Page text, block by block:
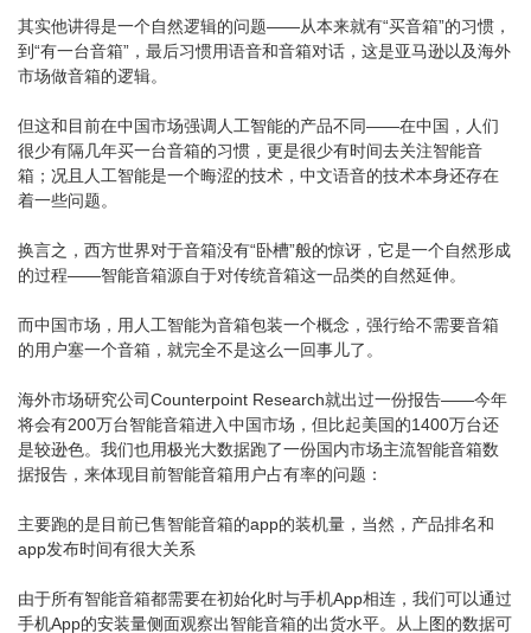
其实他讲得是一个自然逻辑的问题——从本来就有“买音箱”的习惯，
到“有一台音箱”，最后习惯用语音和音箱对话，这是亚马逊以及海外
市场做音箱的逻辑。
但这和目前在中国市场强调人工智能的产品不同——在中国，人们
很少有隔几年买一台音箱的习惯，更是很少有时间去关注智能音
箱；况且人工智能是一个晦涩的技术，中文语音的技术本身还存在
着一些问题。
换言之，西方世界对于音箱没有“卧槽”般的惊讶，它是一个自然形成
的过程——智能音箱源自于对传统音箱这一品类的自然延伸。
而中国市场，用人工智能为音箱包装一个概念，强行给不需要音箱
的用户塞一个音箱，就完全不是这么一回事儿了。
海外市场研究公司Counterpoint Research就出过一份报告——今年
将会有200万台智能音箱进入中国市场，但比起美国的1400万台还
是较逊色。我们也用极光大数据跑了一份国内市场主流智能音箱数
据报告，来体现目前智能音箱用户占有率的问题：
主要跑的是目前已售智能音箱的app的装机量，当然，产品排名和
app发布时间有很大关系
由于所有智能音箱都需要在初始化时与手机App相连，我们可以通过
手机App的安装量侧面观察出智能音箱的出货水平。从上图的数据可